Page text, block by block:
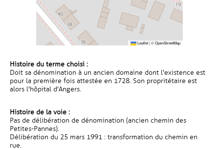
Leaflet|©OpenStreetMap
Histoire du terme choisi :
Doit sa dénomination à un ancien domaine dont l'existence est
pour la première fois attestée en 1728. Son propritétaire est
alors l'hôpital d'Angers.
Histoire de la voie :
Pas de délibération de dénomination (ancien chemin des
Petites-Pannes).
Délibération du 25 mars 1991 : transformation du chemin en
rue.